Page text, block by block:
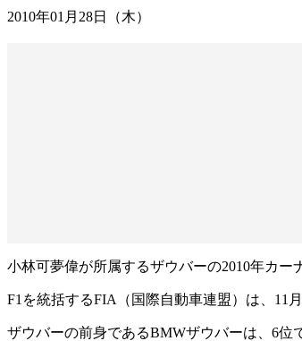
2010年01月28日（木）
小林可夢偉が所属するザウバーの2010年カー
F1を統括するFIA（国際自動車連盟）は、11
ザウバーの前身であるBMWザウバーは、6位